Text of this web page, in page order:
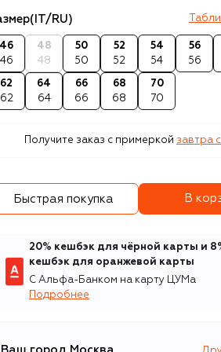
(IT/RU)
46
46
48
48
50
50
52
52
54
54
56
56
62
62
64
64
66
66
68
68
70
70
Получите заказ с примеркой завтра
Быстрая покупка В
20% кешбэк для чёрной карты и
кешбэк для оранжевой карты
С Альфа-Банком на карту ЦУМа
Подробнее